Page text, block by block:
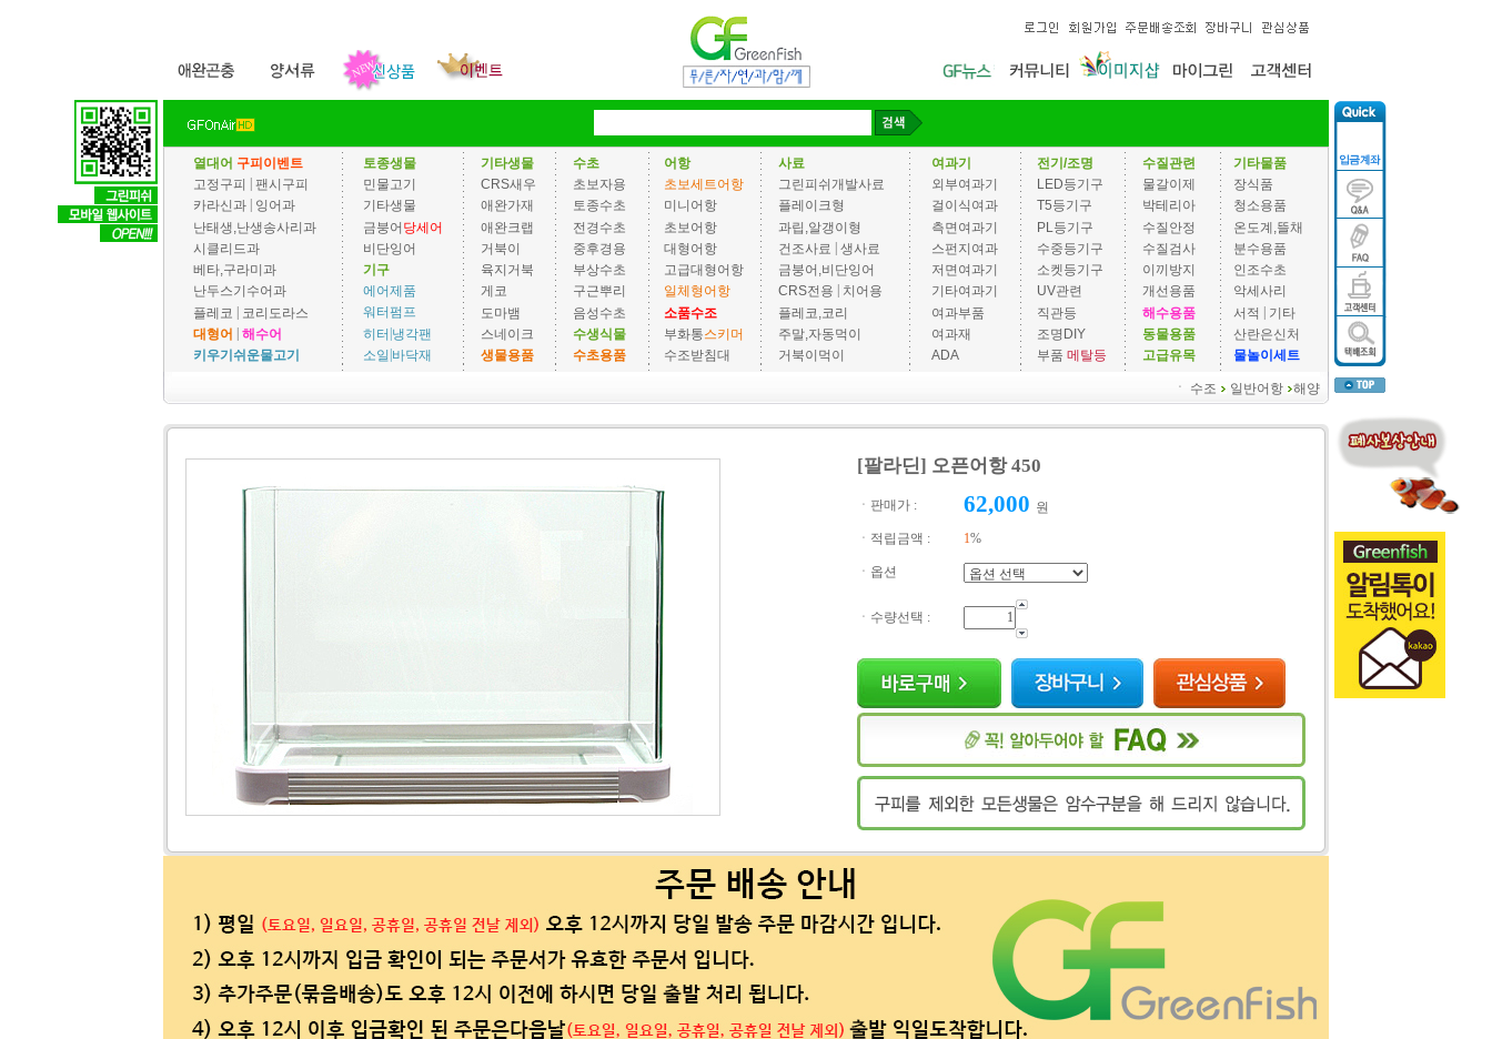
열대어 구피이벤트
고정구피
팬시구피
카라신과
잉어과
난태생,난생송사리과
시클리드과
베타,구라미과
난두스기수어과
플레코 | 코리도라스
대형어 | 해수어
키우기쉬운물고기
토종생물
민물고기
기타생물
금붕어 당세어
비단잉어
기구
에어제품
워터펌프
히터|냉각팬
소일 |바닥재
기타생물
CRS새우
애완가재
애완크랩
거북이
육지거북
게코
도마뱀
스네이크
생물용품
수초
초보자용
토종수초
전경수초
중후경용
부상수초
구근뿌리
음성수초
수생식물
수초용품
어항
초보세트어항
미니어항
초보어항
대형어항
고급대형어항
일체형어항
소품수조
부화통스키머
수조받침대
사료
그린피쉬개발사료
플레이크형
과립,알갱이형
건조사료 | 생사료
금붕어,비단잉어
CRS전용
치어용
플레코,코리
주말,자동먹이
거북이먹이
여과기
외부여과기
걸이식여과
측면여과기
스펀지여과
저면여과기
기타여과기
여과부품
여과재
ADA
전기/조명
LED등기구
T5등기구
PL등기구
수중등기구
소켓등기구
UV관련
직관등
조명DIY
부품 메탈등
수질관련
물갈이제
박테리아
수질안정
수질검사
이끼방지
개선용품
해수용품
동물용품
고급유목
기타물품
장식품
청소용품
온도계,뜰채
분수용품
인조수초
악세사리
서적 | 기타
산란은신처
물놀이세트
ㆍ 수조 일반어항 해양
[팔라딘] 오픈어항 450
ㆍ판매가 : 62,000 원
ㆍ적립금액 :
1%
ㆍ옵션
ㆍ수량선택 :